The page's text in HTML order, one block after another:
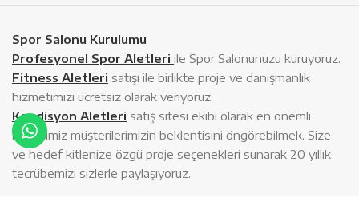
Spor Salonu Kurulumu
Profesyonel Spor Aletleri ile Spor Salonunuzu kuruyoruz.
Fitness Aletleri satışı ile birlikte proje ve danışmanlık
hizmetimizi ücretsiz olarak veriyoruz.
Kondisyon Aletleri satış sitesi ekibi olarak en önemli
hedefimiz müşterilerimizin beklentisini öngörebilmek. Size
ve hedef kitlenize özgü proje seçenekleri sunarak 20 yıllık
tecrübemizi sizlerle paylaşıyoruz.